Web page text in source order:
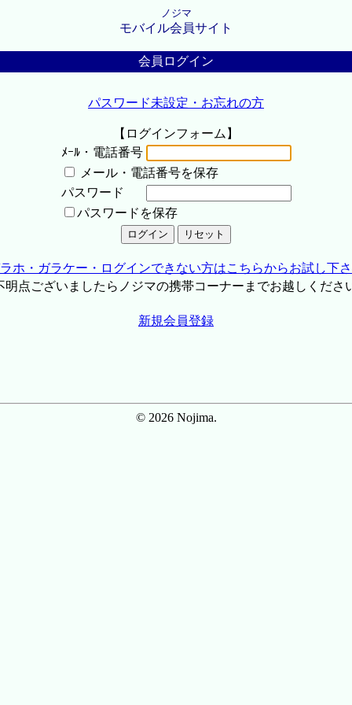
ノジマ
モバイル会員サイト
会員ログイン
パスワード未設定・お忘れの方
【ログインフォーム】
ﾒｰﾙ・電話番号
メール・電話番号を保存
パスワード
パスワードを保存
ホ・ガラケー・ログインできない方はこちらからお試し下
点ございましたらノジマの携帯コーナーまでお越しくださ
新規会員登録
© 2026 Nojima.